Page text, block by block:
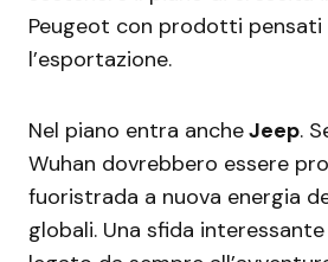
Peugeot con prodotti pensati
l’esportazione.
Nel piano entra ancheJeep.
Wuhan dovrebbero essere
fuoristrada a nuova energia
globali. Una sfida